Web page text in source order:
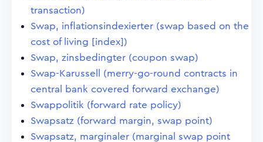
transaction)
Swap, inflationsindexierter (swap based on the
cost of living [index])
Swap, zinsbedingter (coupon swap)
Swap-Karussell (merry-go-round contracts in
central bank covered forward exchange)
Swappolitik (forward rate policy)
Swapsatz (forward margin, swap point)
Swapsatz, marginaler (marginal swap point